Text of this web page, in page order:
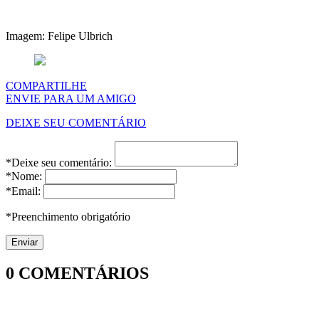
Imagem: Felipe Ulbrich
COMPARTILHE
ENVIE PARA UM AMIGO
DEIXE SEU COMENTÁRIO
*Deixe seu comentário:
*Nome:
*Email:
*Preenchimento obrigatório
0 COMENTÁRIOS